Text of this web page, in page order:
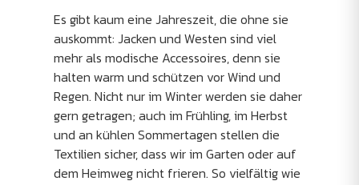
Es gibt kaum eine Jahreszeit, die ohne sie
auskommt: Jacken und Westen sind viel
mehr als modische Accessoires, denn sie
halten warm und schützen vor Wind und
Regen. Nicht nur im Winter werden sie daher
gern getragen; auch im Frühling, im Herbst
und an kühlen Sommertagen stellen die
Textilien sicher, dass wir im Garten oder auf
dem Heimweg nicht frieren. So vielfältig wie